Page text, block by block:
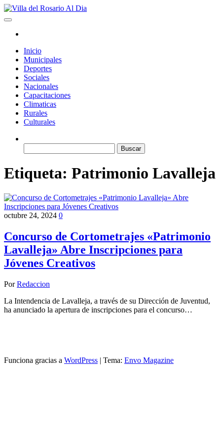
Saltar
al
Inicio
Municipales
Deportes
Sociales
Nacionales
Capacitaciones
Climaticas
Rurales
Culturales
Etiqueta: Patrimonio Lavalleja
octubre 24, 2024 0
Concurso de Cortometrajes «Patrimonio
Lavalleja» Abre Inscripciones para
Jóvenes Creativos
Por Redaccion
La Intendencia de Lavalleja, a través de su Dirección de Juventud,
ha anunciado la apertura de inscripciones para el concurso…
Funciona gracias a WordPress | Tema: Envo Magazine